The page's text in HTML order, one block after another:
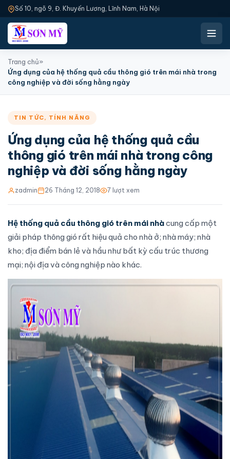
Số 10, ngõ 9, Đ. Khuyến Lương, Lĩnh Nam, Hà Nội
Trang chủ»
Ứng dụng của hệ thống quả cầu thông gió trên mái nhà trong
công nghiệp và đời sống hằng ngày
TIN TỨC, TÍNH NĂNG
Ứng dụng của hệ thống quả cầu
thông gió trên mái nhà trong công
nghiệp và đời sống hằng ngày
zadmin 26 Tháng 12, 2018 7 lượt xem
Hệ thống quả cầu thông gió trên mái nhàcung cấp một
giải pháp thông gió rất hiệu quả cho nhà ở; nhà máy; nhà
kho; địa điểm bán lẻ và hầu như bất kỳ cấu trúc thương
mại; nội địa và công nghiệp nào khác.